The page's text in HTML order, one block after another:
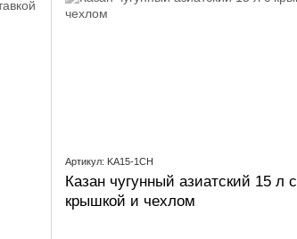
Артикул: KA15-1CH
Казан чугунный азиатский 15 л с
крышкой и чехлом